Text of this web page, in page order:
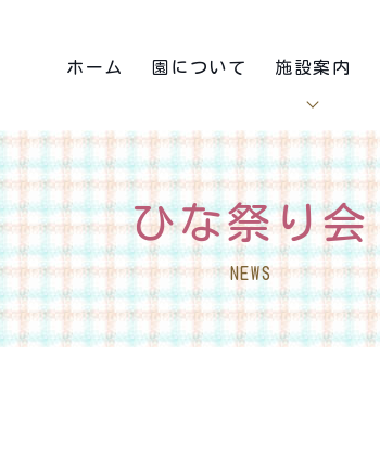
ホーム 園について 施設案内
ひな祭り会
NEWS